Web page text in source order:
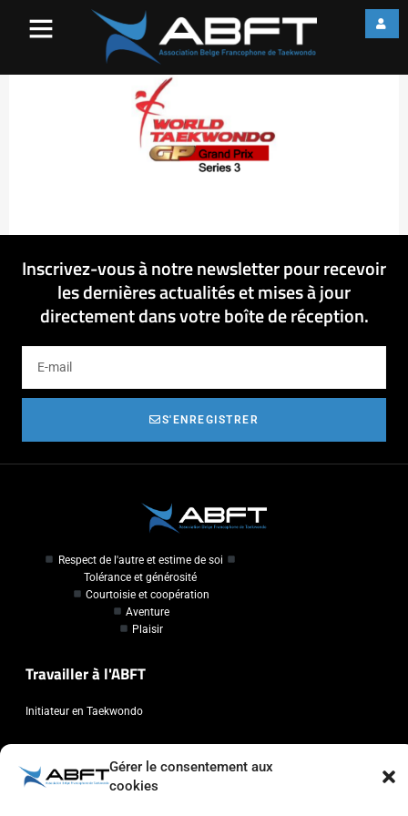
Gérer le consentement aux
cookies
Inscrivez-vous à notre newsletter pour recevoir
les dernières actualités et mises à jour
directement dans votre boîte de réception.
S'ENREGISTRER
Respect de l'autre et estime de soi
Tolérance et générosité
Courtoisie et coopération
Aventure
Plaisir
Travailler à l'ABFT
Initiateur en Taekwondo
Association Belge Francophone de Taekwondo